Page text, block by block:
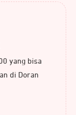
yang bisa
di Doran